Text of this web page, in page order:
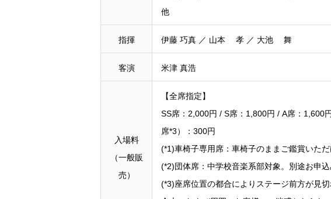
他
指揮 伊藤 巧真 ／ 山本 孝 ／ 大池 舞
客演 米津 真浩
入場料
（一般販
売）
【全席指定】
SS席：2,000円 / S席：1,800円 / A席：1,600
席*3）：300円
(*1)車椅子専用席：車椅子のままご鑑賞いた
(*2)団体席：中学校音楽系部対象。別途お申込
(*3)座席位置の都合によりステージ前方が見